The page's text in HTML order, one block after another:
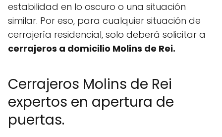
estabilidad en lo oscuro o una situación
similar. Por eso, para cualquier situación de
cerrajería residencial, solo deberá solicitar a
cerrajeros a domicilio Molins de Rei.
Cerrajeros Molins de Rei
expertos en apertura de
puertas.